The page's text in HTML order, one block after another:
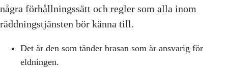
några förhållningssätt och regler som alla inom
räddningstjänsten bör känna till.
Det är den som tänder brasan som är ansvarig för
eldningen.